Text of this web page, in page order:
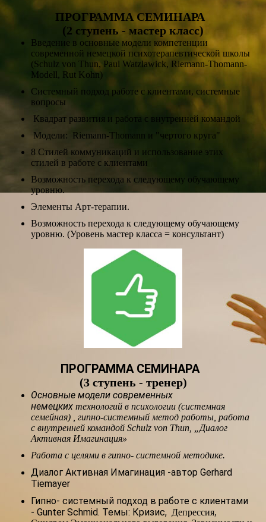
ПРОГРАММА СЕМИНАРА
(2 ступень - мастер класс)
Введение в основные модели компетенции
современной немецкой психотерапевтической школы
(Schulz von Thun, Paul Watzlawick, Riemann-Thomann-
Modell, Rut Kohn)
Cистемный подход работе с клиентами, системные
вопросы
Квадрат развития и работа с внутренней командой
Модели: Riemann-Thomann и "чертого круга"
8 Стилей коммуникаций и использование этих
стилей в работе с клиентами
Возможность перехода к следующему обучающему
уровню.
Элементы Арт-терапии.
Возможность перехода к следующему обучающему
уровню. (Уровень мастер класса = консультант)
ПРОГРАММА СЕМИНАРА
(3 ступень - тренер)
Основные модели современных
немецкихтехнологий в психологии (системная
семейная) , гипно-системный метод работы, работа
с внутренней командой Schulz von Thun, „ Диалог
Активная Имагинация»
Работа с целями в гипно- системной методике.
Диалог Активная Имагинация -автор Gerhard
Tiemayer
Гипно- системный подход в работе с клиентами
- Gunter Schmid. Темы: Кризис, Депрессия,